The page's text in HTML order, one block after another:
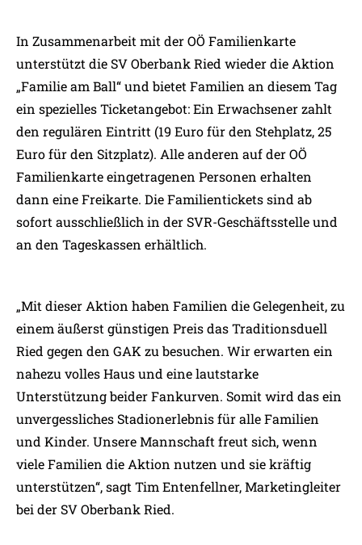
In Zusammenarbeit mit der OÖ Familienkarte
unterstützt die SV Oberbank Ried wieder die Aktion
„Familie am Ball“ und bietet Familien an diesem Tag
ein spezielles Ticketangebot: Ein Erwachsener zahlt
den regulären Eintritt (19 Euro für den Stehplatz, 25
Euro für den Sitzplatz). Alle anderen auf der OÖ
Familienkarte eingetragenen Personen erhalten
dann eine Freikarte. Die Familientickets sind ab
sofort ausschließlich in der SVR-Geschäftsstelle und
an den Tageskassen erhältlich.
„Mit dieser Aktion haben Familien die Gelegenheit, zu
einem äußerst günstigen Preis das Traditionsduell
Ried gegen den GAK zu besuchen. Wir erwarten ein
nahezu volles Haus und eine lautstarke
Unterstützung beider Fankurven. Somit wird das ein
unvergessliches Stadionerlebnis für alle Familien
und Kinder. Unsere Mannschaft freut sich, wenn
viele Familien die Aktion nutzen und sie kräftig
unterstützen“, sagt Tim Entenfellner, Marketingleiter
bei der SV Oberbank Ried.